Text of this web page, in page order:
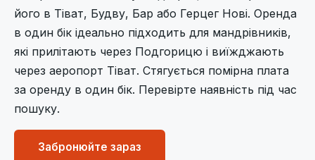
його в Тіват, Будву, Бар або Герцег Нові. Оренда
в один бік ідеально підходить для мандрівників,
які прилітають через Подгорицю і виїжджають
через аеропорт Тіват. Стягується помірна плата
за оренду в один бік. Перевірте наявність під час
пошуку.
Забронюйте зараз